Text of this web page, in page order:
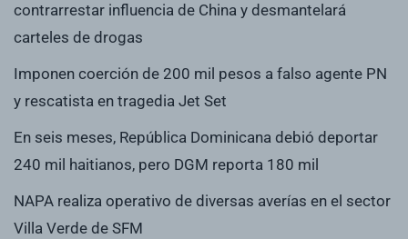
contrarrestar influencia de China y desmantelará
carteles de drogas
Imponen coerción de 200 mil pesos a falso agente PN
y rescatista en tragedia Jet Set
En seis meses, República Dominicana debió deportar
240 mil haitianos, pero DGM reporta 180 mil
NAPA realiza operativo de diversas averías en el sector
Villa Verde de SFM